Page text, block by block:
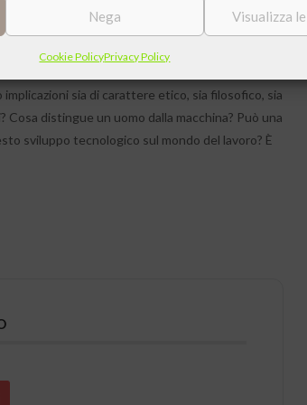
Nega Visualizza
Cookie PolicyPrivacy Policy
tecnologico riguardo l’intelligenza artificiale:
sia di carattere etico, sia filosofico, sia
distingue un uomo dalla macchina? Può una
sviluppo tecnologico sul mondo del lavoro? È